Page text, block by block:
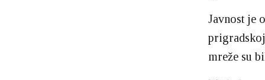
Javnost je
mreže su